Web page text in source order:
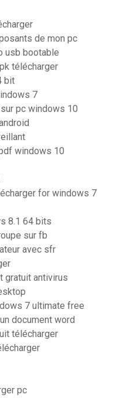
de mon pc
usb bootable
télécharger
bit
7
pc windows 10
windows 10
for windows 7
8.1 64 bits
sur fb
avec sfr
gratuit antivirus
7 ultimate free
document word
télécharger
pc